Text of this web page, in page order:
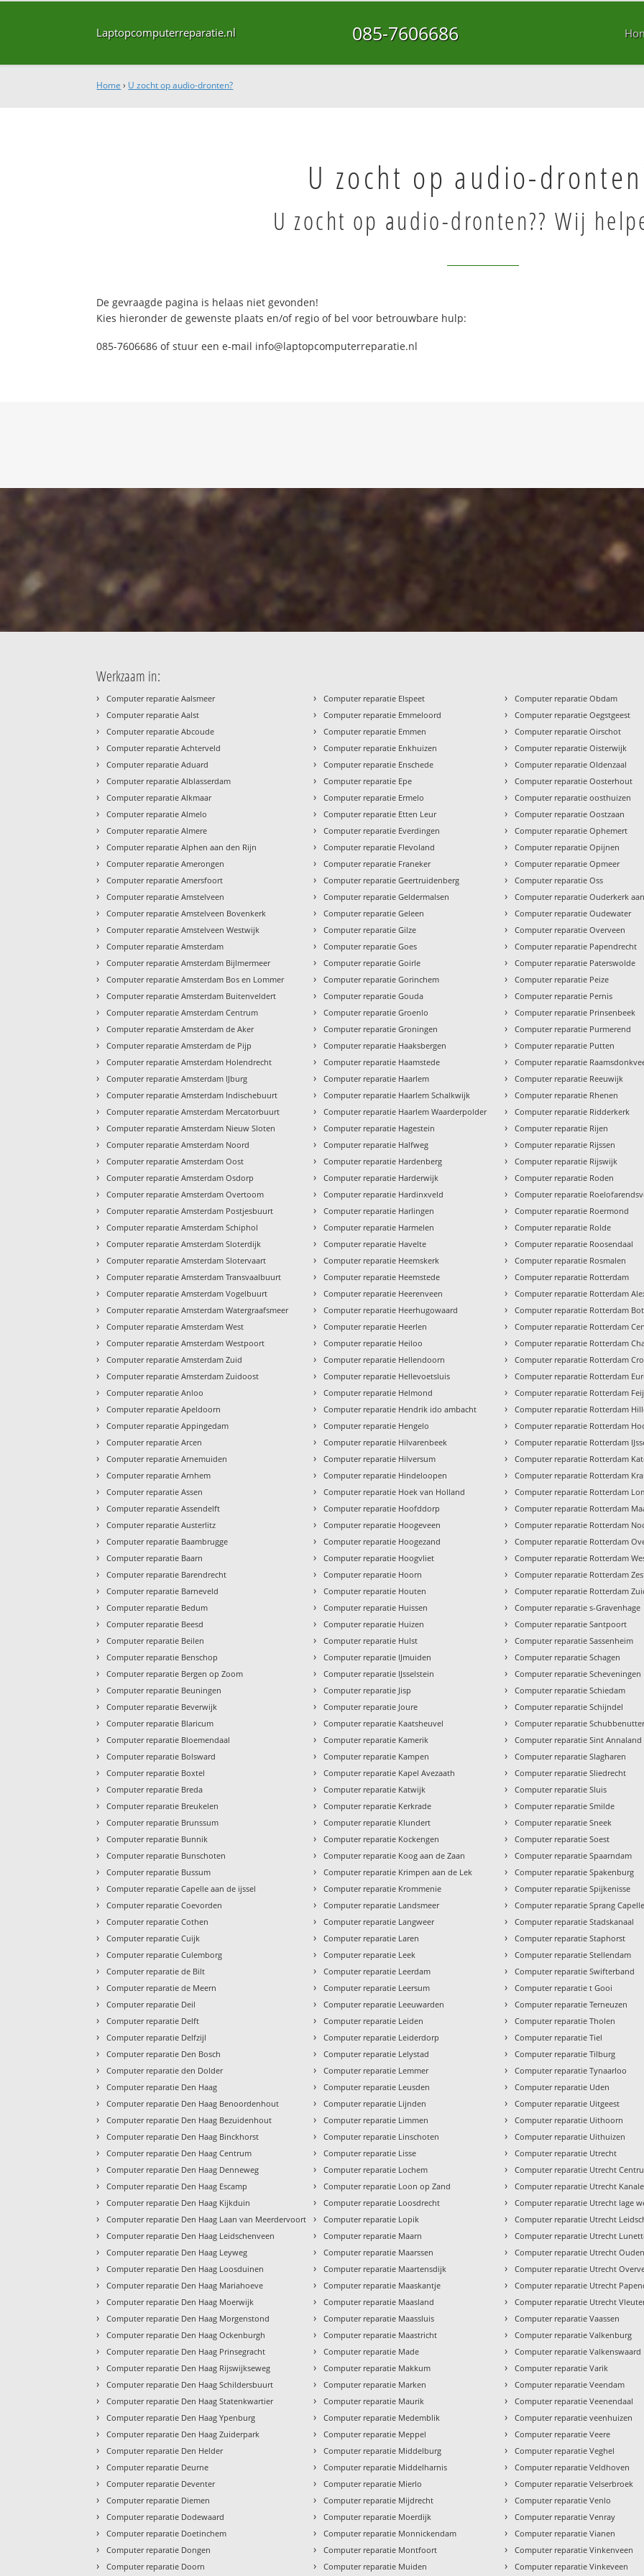
Laptopcomputerreparatie.nl 085-7606686
Home › U zocht op audio-dronten?
U zocht op audio-
U zocht op audio-dronten?? Wij
De gevraagde pagina is helaas niet gevonden!
Kies hieronder de gewenste plaats en/of regio of bel voor betrouwbare hulp:
085-7606686 of stuur een e-mail info@laptopcomputerreparatie.nl
Werkzaam in:
› Computer reparatie Aalsmeer
› Computer reparatie Aalst
› Computer reparatie Abcoude
› Computer reparatie Achterveld
› Computer reparatie Aduard
› Computer reparatie Alblasserdam
› Computer reparatie Alkmaar
› Computer reparatie Almelo
› Computer reparatie Almere
› Computer reparatie Alphen aan den Rijn
› Computer reparatie Amerongen
› Computer reparatie Amersfoort
› Computer reparatie Amstelveen
› Computer reparatie Amstelveen Bovenkerk
› Computer reparatie Amstelveen Westwijk
› Computer reparatie Amsterdam
› Computer reparatie Amsterdam Bijlmermeer
› Computer reparatie Amsterdam Bos en Lommer
› Computer reparatie Amsterdam Buitenveldert
› Computer reparatie Amsterdam Centrum
› Computer reparatie Amsterdam de Aker
› Computer reparatie Amsterdam de Pijp
› Computer reparatie Amsterdam Holendrecht
› Computer reparatie Amsterdam IJburg
› Computer reparatie Amsterdam Indischebuurt
› Computer reparatie Amsterdam Mercatorbuurt
› Computer reparatie Amsterdam Nieuw Sloten
› Computer reparatie Amsterdam Noord
› Computer reparatie Amsterdam Oost
› Computer reparatie Amsterdam Osdorp
› Computer reparatie Amsterdam Overtoom
› Computer reparatie Amsterdam Postjesbuurt
› Computer reparatie Amsterdam Schiphol
› Computer reparatie Amsterdam Sloterdijk
› Computer reparatie Amsterdam Slotervaart
› Computer reparatie Amsterdam Transvaalbuurt
› Computer reparatie Amsterdam Vogelbuurt
› Computer reparatie Amsterdam Watergraafsmeer
› Computer reparatie Amsterdam West
› Computer reparatie Amsterdam Westpoort
› Computer reparatie Amsterdam Zuid
› Computer reparatie Amsterdam Zuidoost
› Computer reparatie Anloo
› Computer reparatie Apeldoorn
› Computer reparatie Appingedam
› Computer reparatie Arcen
› Computer reparatie Arnemuiden
› Computer reparatie Arnhem
› Computer reparatie Assen
› Computer reparatie Assendelft
› Computer reparatie Austerlitz
› Computer reparatie Baambrugge
› Computer reparatie Baarn
› Computer reparatie Barendrecht
› Computer reparatie Barneveld
› Computer reparatie Bedum
› Computer reparatie Beesd
› Computer reparatie Beilen
› Computer reparatie Benschop
› Computer reparatie Bergen op Zoom
› Computer reparatie Beuningen
› Computer reparatie Beverwijk
› Computer reparatie Blaricum
› Computer reparatie Bloemendaal
› Computer reparatie Bolsward
› Computer reparatie Boxtel
› Computer reparatie Breda
› Computer reparatie Breukelen
› Computer reparatie Brunssum
› Computer reparatie Bunnik
› Computer reparatie Bunschoten
› Computer reparatie Bussum
› Computer reparatie Capelle aan de ijssel
› Computer reparatie Coevorden
› Computer reparatie Cothen
› Computer reparatie Cuijk
› Computer reparatie Culemborg
› Computer reparatie de Bilt
› Computer reparatie de Meern
› Computer reparatie Deil
› Computer reparatie Delft
› Computer reparatie Delfzijl
› Computer reparatie Den Bosch
› Computer reparatie den Dolder
› Computer reparatie Den Haag
› Computer reparatie Den Haag Benoordenhout
› Computer reparatie Den Haag Bezuidenhout
› Computer reparatie Den Haag Binckhorst
› Computer reparatie Den Haag Centrum
› Computer reparatie Den Haag Denneweg
› Computer reparatie Den Haag Escamp
› Computer reparatie Den Haag Kijkduin
› Computer reparatie Den Haag Laan van Meerdervoort
› Computer reparatie Den Haag Leidschenveen
› Computer reparatie Den Haag Leyweg
› Computer reparatie Den Haag Loosduinen
› Computer reparatie Den Haag Mariahoeve
› Computer reparatie Den Haag Moerwijk
› Computer reparatie Den Haag Morgenstond
› Computer reparatie Den Haag Ockenburgh
› Computer reparatie Den Haag Prinsegracht
› Computer reparatie Den Haag Rijswijkseweg
› Computer reparatie Den Haag Schildersbuurt
› Computer reparatie Den Haag Statenkwartier
› Computer reparatie Den Haag Ypenburg
› Computer reparatie Den Haag Zuiderpark
› Computer reparatie Den Helder
› Computer reparatie Deurne
› Computer reparatie Deventer
› Computer reparatie Diemen
› Computer reparatie Dodewaard
› Computer reparatie Doetinchem
› Computer reparatie Dongen
› Computer reparatie Doorn
› Computer reparatie Elspeet
› Computer reparatie Emmeloord
› Computer reparatie Emmen
› Computer reparatie Enkhuizen
› Computer reparatie Enschede
› Computer reparatie Epe
› Computer reparatie Ermelo
› Computer reparatie Etten Leur
› Computer reparatie Everdingen
› Computer reparatie Flevoland
› Computer reparatie Franeker
› Computer reparatie Geertruidenberg
› Computer reparatie Geldermalsen
› Computer reparatie Geleen
› Computer reparatie Gilze
› Computer reparatie Goes
› Computer reparatie Goirle
› Computer reparatie Gorinchem
› Computer reparatie Gouda
› Computer reparatie Groenlo
› Computer reparatie Groningen
› Computer reparatie Haaksbergen
› Computer reparatie Haamstede
› Computer reparatie Haarlem
› Computer reparatie Haarlem Schalkwijk
› Computer reparatie Haarlem Waarderpolder
› Computer reparatie Hagestein
› Computer reparatie Halfweg
› Computer reparatie Hardenberg
› Computer reparatie Harderwijk
› Computer reparatie Hardinxveld
› Computer reparatie Harlingen
› Computer reparatie Harmelen
› Computer reparatie Havelte
› Computer reparatie Heemskerk
› Computer reparatie Heemstede
› Computer reparatie Heerenveen
› Computer reparatie Heerhugowaard
› Computer reparatie Heerlen
› Computer reparatie Heiloo
› Computer reparatie Hellendoorn
› Computer reparatie Hellevoetsluis
› Computer reparatie Helmond
› Computer reparatie Hendrik ido ambacht
› Computer reparatie Hengelo
› Computer reparatie Hilvarenbeek
› Computer reparatie Hilversum
› Computer reparatie Hindeloopen
› Computer reparatie Hoek van Holland
› Computer reparatie Hoofddorp
› Computer reparatie Hoogeveen
› Computer reparatie Hoogezand
› Computer reparatie Hoogvliet
› Computer reparatie Hoorn
› Computer reparatie Houten
› Computer reparatie Huissen
› Computer reparatie Huizen
› Computer reparatie Hulst
› Computer reparatie IJmuiden
› Computer reparatie IJsselstein
› Computer reparatie Jisp
› Computer reparatie Joure
› Computer reparatie Kaatsheuvel
› Computer reparatie Kamerik
› Computer reparatie Kampen
› Computer reparatie Kapel Avezaath
› Computer reparatie Katwijk
› Computer reparatie Kerkrade
› Computer reparatie Klundert
› Computer reparatie Kockengen
› Computer reparatie Koog aan de Zaan
› Computer reparatie Krimpen aan de Lek
› Computer reparatie Krommenie
› Computer reparatie Landsmeer
› Computer reparatie Langweer
› Computer reparatie Laren
› Computer reparatie Leek
› Computer reparatie Leerdam
› Computer reparatie Leersum
› Computer reparatie Leeuwarden
› Computer reparatie Leiden
› Computer reparatie Leiderdorp
› Computer reparatie Lelystad
› Computer reparatie Lemmer
› Computer reparatie Leusden
› Computer reparatie Lijnden
› Computer reparatie Limmen
› Computer reparatie Linschoten
› Computer reparatie Lisse
› Computer reparatie Lochem
› Computer reparatie Loon op Zand
› Computer reparatie Loosdrecht
› Computer reparatie Lopik
› Computer reparatie Maarn
› Computer reparatie Maarssen
› Computer reparatie Maartensdijk
› Computer reparatie Maaskantje
› Computer reparatie Maasland
› Computer reparatie Maassluis
› Computer reparatie Maastricht
› Computer reparatie Made
› Computer reparatie Makkum
› Computer reparatie Marken
› Computer reparatie Maurik
› Computer reparatie Medemblik
› Computer reparatie Meppel
› Computer reparatie Middelburg
› Computer reparatie Middelharnis
› Computer reparatie Mierlo
› Computer reparatie Mijdrecht
› Computer reparatie Moerdijk
› Computer reparatie Monnickendam
› Computer reparatie Montfoort
› Computer reparatie Muiden
› Computer reparatie Obdam
› Computer reparatie Oegstgeest
› Computer reparatie Oirschot
› Computer reparatie Oisterwijk
› Computer reparatie Oldenzaal
› Computer reparatie Oosterhout
› Computer reparatie oosthuizen
› Computer reparatie Oostzaan
› Computer reparatie Ophemert
› Computer reparatie Opijnen
› Computer reparatie Opmeer
› Computer reparatie Oss
› Computer reparatie Ouderkerk
› Computer reparatie Oudewater
› Computer reparatie Overveen
› Computer reparatie Papendrecht
› Computer reparatie Paterswolde
› Computer reparatie Peize
› Computer reparatie Pernis
› Computer reparatie Prinsenbeek
› Computer reparatie Purmerend
› Computer reparatie Putten
› Computer reparatie
› Computer reparatie Reeuwijk
› Computer reparatie Rhenen
› Computer reparatie Ridderkerk
› Computer reparatie Rijen
› Computer reparatie Rijssen
› Computer reparatie Rijswijk
› Computer reparatie Roden
› Computer reparatie
› Computer reparatie Roermond
› Computer reparatie Rolde
› Computer reparatie Roosendaal
› Computer reparatie Rosmalen
› Computer reparatie Rotterdam
› Computer reparatie Rotterdam
› Computer reparatie Rotterdam
› Computer reparatie Rotterdam
› Computer reparatie Rotterdam
› Computer reparatie Rotterdam
› Computer reparatie Rotterdam
› Computer reparatie Rotterdam
› Computer reparatie Rotterdam
› Computer reparatie Rotterdam
› Computer reparatie Rotterdam
› Computer reparatie Rotterdam
› Computer reparatie Rotterdam
› Computer reparatie Rotterdam
› Computer reparatie Rotterdam
› Computer reparatie Rotterdam
› Computer reparatie Rotterdam
› Computer reparatie Rotterdam
› Computer reparatie Rotterdam
› Computer reparatie Rotterdam
› Computer reparatie s-Gravenhage
› Computer reparatie Santpoort
› Computer reparatie Sassenheim
› Computer reparatie Schagen
› Computer reparatie Scheveningen
› Computer reparatie Schiedam
› Computer reparatie Schijndel
› Computer reparatie
› Computer reparatie Sint Annaland
› Computer reparatie Slagharen
› Computer reparatie Sliedrecht
› Computer reparatie Sluis
› Computer reparatie Smilde
› Computer reparatie Sneek
› Computer reparatie Soest
› Computer reparatie Spaarndam
› Computer reparatie Spakenburg
› Computer reparatie Spijkenisse
› Computer reparatie Sprang Capelle
› Computer reparatie Stadskanaal
› Computer reparatie Staphorst
› Computer reparatie Stellendam
› Computer reparatie Swifterband
› Computer reparatie t Gooi
› Computer reparatie Terneuzen
› Computer reparatie Tholen
› Computer reparatie Tiel
› Computer reparatie Tilburg
› Computer reparatie Tynaarloo
› Computer reparatie Uden
› Computer reparatie Uitgeest
› Computer reparatie Uithoorn
› Computer reparatie Uithuizen
› Computer reparatie Utrecht
› Computer reparatie Utrecht
› Computer reparatie Utrecht
› Computer reparatie Utrecht lage
› Computer reparatie Utrecht
› Computer reparatie Utrecht
› Computer reparatie Utrecht
› Computer reparatie Utrecht
› Computer reparatie Utrecht
› Computer reparatie Utrecht
› Computer reparatie Vaassen
› Computer reparatie Valkenburg
› Computer reparatie Valkenswaard
› Computer reparatie Varik
› Computer reparatie Veendam
› Computer reparatie Veenendaal
› Computer reparatie veenhuizen
› Computer reparatie Veere
› Computer reparatie Veghel
› Computer reparatie Veldhoven
› Computer reparatie Velserbroek
› Computer reparatie Venlo
› Computer reparatie Venray
› Computer reparatie Vianen
› Computer reparatie Vinkenveen
› Computer reparatie Vinkeveen